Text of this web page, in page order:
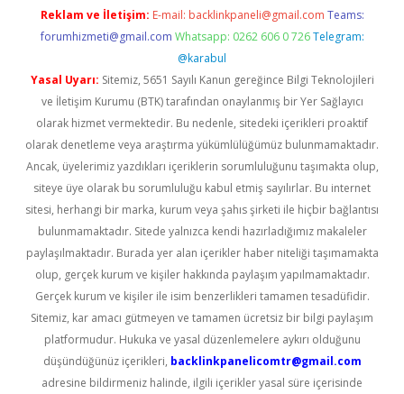
Reklam ve İletişim: E-mail: backlinkpaneli@gmail.com Teams:
forumhizmeti@gmail.com Whatsapp: 0262 606 0 726 Telegram:
@karabul
Yasal Uyarı: Sitemiz, 5651 Sayılı Kanun gereğince Bilgi Teknolojileri
ve İletişim Kurumu (BTK) tarafından onaylanmış bir Yer Sağlayıcı
olarak hizmet vermektedir. Bu nedenle, sitedeki içerikleri proaktif
olarak denetleme veya araştırma yükümlülüğümüz bulunmamaktadır.
Ancak, üyelerimiz yazdıkları içeriklerin sorumluluğunu taşımakta olup,
siteye üye olarak bu sorumluluğu kabul etmiş sayılırlar. Bu internet
sitesi, herhangi bir marka, kurum veya şahıs şirketi ile hiçbir bağlantısı
bulunmamaktadır. Sitede yalnızca kendi hazırladığımız makaleler
paylaşılmaktadır. Burada yer alan içerikler haber niteliği taşımamakta
olup, gerçek kurum ve kişiler hakkında paylaşım yapılmamaktadır.
Gerçek kurum ve kişiler ile isim benzerlikleri tamamen tesadüfidir.
Sitemiz, kar amacı gütmeyen ve tamamen ücretsiz bir bilgi paylaşım
platformudur. Hukuka ve yasal düzenlemelere aykırı olduğunu
düşündüğünüz içerikleri, backlinkpanelicomtr@gmail.com
adresine bildirmeniz halinde, ilgili içerikler yasal süre içerisinde